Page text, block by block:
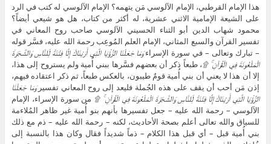
هذا الإمام القرطبي، الإمام الآلوسي مَن يتهمه؟ الإمام الآلوسي له كتب في الرد
على الشيعة الإمامية الاثني عشرية، له أكثر من كتاب، هل هو شيعي أيضاً؟
محمود شهاب الدين أبو الثناء الحسيني الآلوسي صاحب روح المعاني في
تفسير القرآن والسبع المثاني، الإمام العلم المُوعِب رحمة الله عليه، فسَّر قوله
– تبارك وتعالى – في سورة الإسراءوَمَا جَعَلْنَا الرُّؤْيَا الَّتِي أَرَيْنَاكَ إِلَّا فِتْنَةً لِّلنَّاسِ وَالشَّجَرَةَ
الْمَلْعُونَةَ فِي الْقُرْآنِ ۚ ۩، طبعاً ذكر أن بعضهم فسَّرها ببني أُمية ولم يستروح إلى هذا،
إلا أن هذا لا يعني أن بني أُمية قومٌ طيبون، بالعكس طبعاً، ثم ذكر اعتقاده فيهم،
إذن مَن أحب أن يقف على هذه الجُملة فليعد إلى روح المعاني تفسيروَمَا جَعَلْنَا
الرُّؤْيَا الَّتِي أَرَيْنَاكَ إِلَّا فِتْنَةً لِّلنَّاسِ وَالشَّجَرَةَ الْمَلْعُونَةَ فِي الْقُرْآنِ ۚ ۩ من سورة الإسراء، الإمام
الآلوسي – رحمة الله عليه – جعل تفسيرها بأنهم بنو أُمية غير ظاهر المُلاءمة
للسياق والله تعالى أعلم بصحة الأحاديث، لكنه – رحمة الله عليه – ذم مع ذلك
بني أُمية قبل – أي قبل هذا الكلام – ذماً شديداً فقال وكان هذا بالنسبة إلى